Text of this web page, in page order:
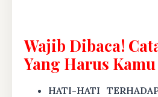
Wajib Dibaca!
Yang Harus
HATI-HATI